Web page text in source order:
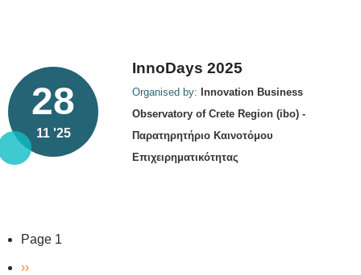
28
11 '25
ΙnnoDays 2025
Organised by: Innovation Business
Observatory of Crete Region (ibo) -
Παρατηρητήριο Καινοτόμου
Επιχειρηματικότητας
Pagination
Page 1
Next page
››